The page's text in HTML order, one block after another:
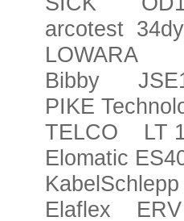
arcotest
LOWARA
Bibby
PIKE
TELCO LT
Elomatic
Elaflex ERV